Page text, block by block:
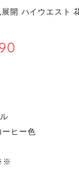
開 ハイウエスト
ーヒー色